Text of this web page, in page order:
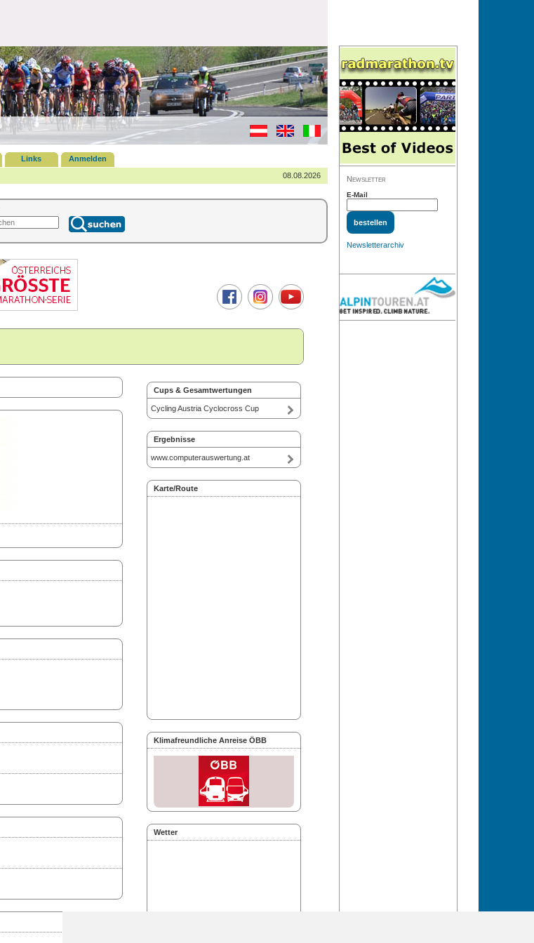
Links
Anmelden
08.08.2026
Cups & Gesamtwertungen
Cycling Austria Cyclocross Cup
Ergebnisse
www.computerauswertung.at
Karte/Route
Klimafreundliche Anreise ÖBB
Wetter
Newsletter
E-Mail
Newsletterarchiv